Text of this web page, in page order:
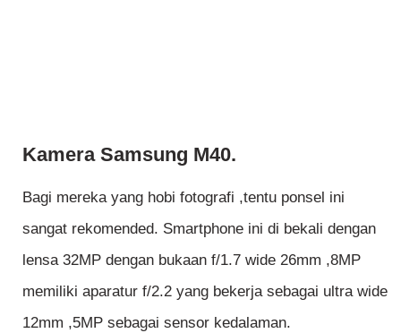
Kamera Samsung M40.
Bagi mereka yang hobi fotografi ,tentu ponsel ini
sangat rekomended. Smartphone ini di bekali dengan
lensa 32MP dengan bukaan f/1.7 wide 26mm ,8MP
memiliki aparatur f/2.2 yang bekerja sebagai ultra wide
12mm ,5MP sebagai sensor kedalaman.